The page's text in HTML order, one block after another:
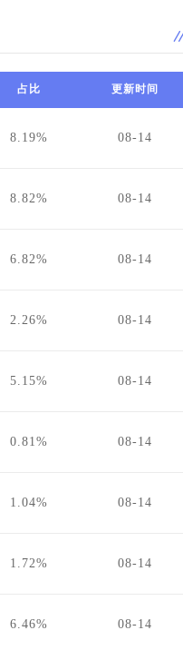
占比 更新时间
8.19% 08-14
8.82% 08-14
6.82% 08-14
2.26% 08-14
5.15% 08-14
0.81% 08-14
1.04% 08-14
1.72% 08-14
6.46% 08-14